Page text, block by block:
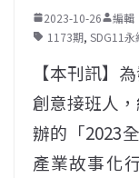
2023-10-26
編輯
1173期, SDG11永
【本刊訊】
創意接班人
辦的「2023
產業故事化